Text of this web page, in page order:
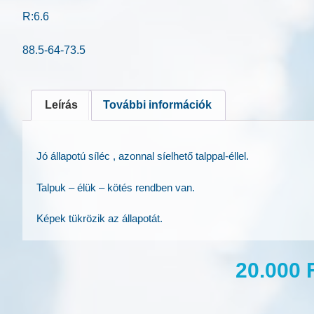
R:6.6
88.5-64-73.5
Leírás További információk
Jó állapotú síléc , azonnal síelhető talppal-éllel.
Talpuk – élük – kötés rendben van.
Képek tükrözik az állapotát.
20.000